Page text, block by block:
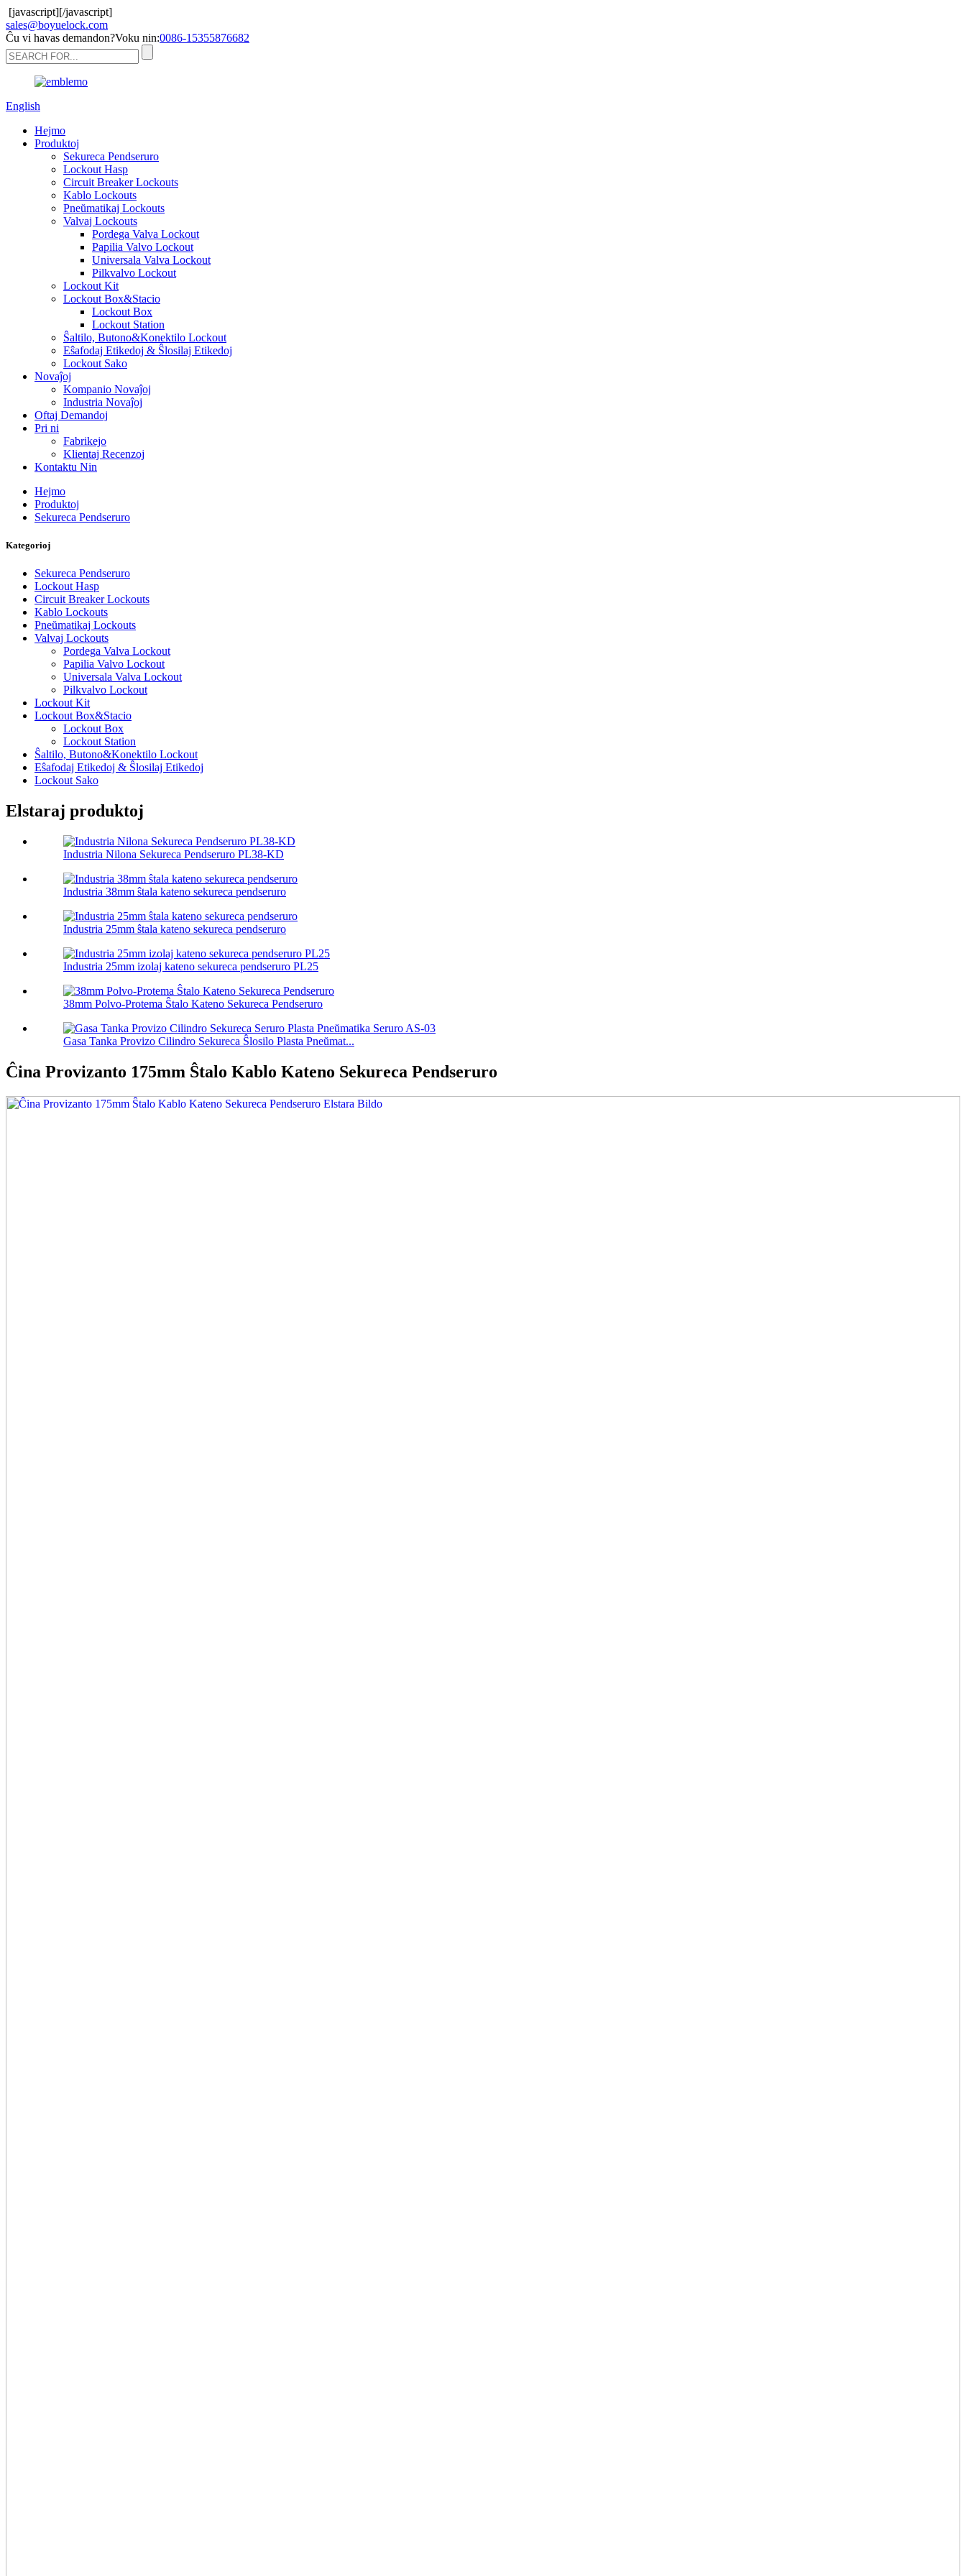
[javascript][/javascript]
sales@boyuelock.com
Ĉu vi havas demandon?Voku nin:0086-15355876682
English
Hejmo
Produktoj
Sekureca Pendseruro
Lockout Hasp
Circuit Breaker Lockouts
Kablo Lockouts
Pneŭmatikaj Lockouts
Valvaj Lockouts
Pordega Valva Lockout
Papilia Valvo Lockout
Universala Valva Lockout
Pilkvalvo Lockout
Lockout Kit
Lockout Box&Stacio
Lockout Box
Lockout Station
Ŝaltilo, Butono&Konektilo Lockout
Eŝafodaj Etikedoj & Ŝlosilaj Etikedoj
Lockout Sako
Novaĵoj
Kompanio Novaĵoj
Industria Novaĵoj
Oftaj Demandoj
Pri ni
Fabrikejo
Klientaj Recenzoj
Kontaktu Nin
Hejmo
Produktoj
Sekureca Pendseruro
Kategorioj
Sekureca Pendseruro
Lockout Hasp
Circuit Breaker Lockouts
Kablo Lockouts
Pneŭmatikaj Lockouts
Valvaj Lockouts
Pordega Valva Lockout
Papilia Valvo Lockout
Universala Valva Lockout
Pilkvalvo Lockout
Lockout Kit
Lockout Box&Stacio
Lockout Box
Lockout Station
Ŝaltilo, Butono&Konektilo Lockout
Eŝafodaj Etikedoj & Ŝlosilaj Etikedoj
Lockout Sako
Elstaraj produktoj
Industria Nilona Sekureca Pendseruro PL38-KD
Industria 38mm ŝtala kateno sekureca pendseruro
Industria 25mm ŝtala kateno sekureca pendseruro
Industria 25mm izolaj kateno sekureca pendseruro PL25
38mm Polvo-Protema Ŝtalo Kateno Sekureca Pendseruro
Gasa Tanka Provizo Cilindro Sekureca Ŝlosilo Plasta Pneŭmat...
Ĉina Provizanto 175mm Ŝtalo Kablo Kateno Sekureca Pendseruro